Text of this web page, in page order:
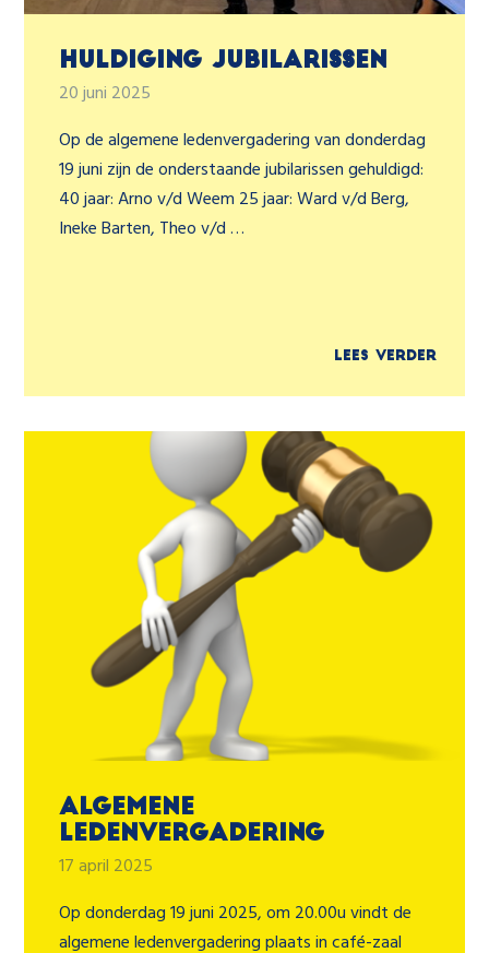
Huldiging jubilarissen
20 juni 2025
Op de algemene ledenvergadering van donderdag
19 juni zijn de onderstaande jubilarissen gehuldigd:
40 jaar: Arno v/d Weem 25 jaar: Ward v/d Berg,
Ineke Barten, Theo v/d …
Lees verder
Algemene
ledenvergadering
17 april 2025
Op donderdag 19 juni 2025, om 20.00u vindt de
algemene ledenvergadering plaats in café-zaal